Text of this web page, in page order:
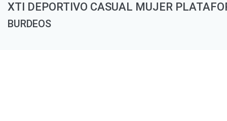
XTI DEPORTIVO CASUAL MUJER
BURDEOS